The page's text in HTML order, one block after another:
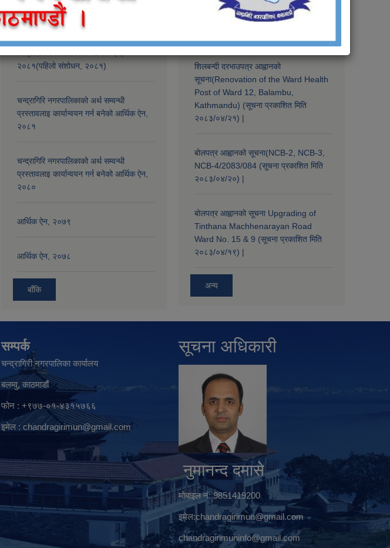
प्रस्तावलाई कार्यान्वयन गर्न बनेको आर्थिक ऐन,
२०८२
२०८१(पहिलो संशोधन, २०८१)
चन्द्रागिरि नगरपालिकाको अर्थ सम्वन्धी
प्रस्तावलाइ कार्यान्वयन गर्न बनेको आर्थिक ऐन,
२०८१
चन्द्रागिरि नगरपालिकाको अर्थ सम्वन्धी
प्रस्तावलाइ कार्यान्वयन गर्न बनेको आर्थिक ऐन,
२०८०
आर्थिक ऐन, २०७९
आर्थिक ऐन, २०७८
बाँकि
चन्द्रागिरि नगरपालिका क्षेत्र भित्रको कवाडी
सामग्री उत्पादन तथा निकासी सम्बन्धी सम्भावना
शिलबन्दी दरभाउपत्र आह्वानको
सूचना(Renovation of the Ward Health
Post of Ward 12, Balambu,
Kathmandu) (सूचना प्रकाशित मिति
२०८३/०४/२१) |
बोलपत्र आह्वानको सूचना(NCB-2, NCB-3,
NCB-4/2083/084 (सूचना प्रकाशित मिति
२०८३/०४/२०) |
बोलपत्र आह्वानको सूचना Upgrading of
Tinthana Machhenarayan Road
Ward No. 15 & 9 (सूचना प्रकाशित मिति
२०८३/०४/१९) |
अन्य
सम्पर्क
चन्द्रागिरी नगरपालिका कार्यालय
बलम्वु, काठमाडौं
फोन : +९७७-०१-४३१५७६६
इमेल : chandragirimun@gmail.com
सूचना अधिकारी
नुमानन्द दमासे
मोबाइल नं: 9851419200
इमेल:chandragirimun@gmail.com
chandragirimuninfo@gmail.com